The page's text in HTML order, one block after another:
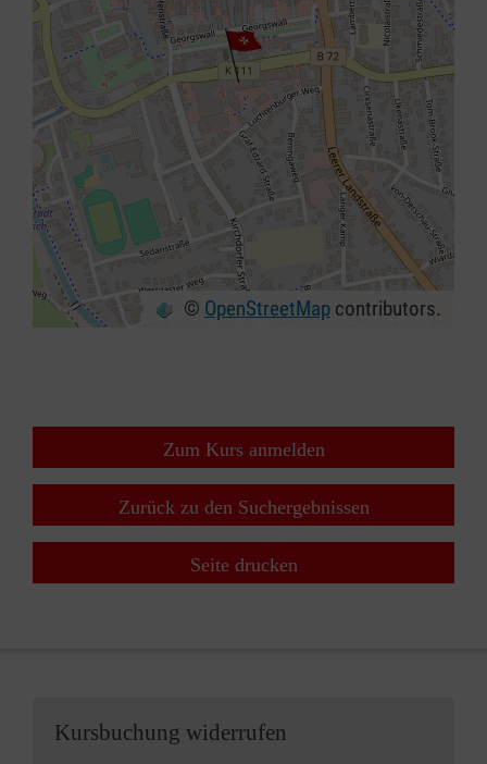
© OpenStreetMap contributors.
Zum Kurs anmelden
Zurück zu den Suchergebnissen
Seite drucken
Kursbuchung widerrufen